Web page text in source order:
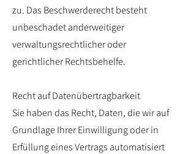
zu. Das Beschwerderecht besteht
unbeschadet anderweitiger
verwaltungsrechtlicher oder
gerichtlicher Rechtsbehelfe.
Recht auf Datenübertragbarkeit
Sie haben das Recht, Daten, die wir auf
Grundlage Ihrer Einwilligung oder in
Erfüllung eines Vertrags automatisiert